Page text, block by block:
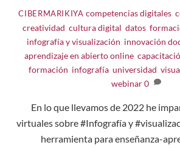
CIBERMARIKIYA competencias digitales,
creatividad cultura digital datos,
infografía y visualización innovación
aprendizaje en abierto online
formación infografía, universidad
webinar0
En lo que llevamos de 2022 he
virtuales sobre #Infografía y
herramienta para enseñanza-